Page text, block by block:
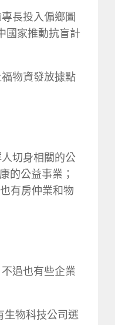
長投入偏鄉圖
國家推動抗盲計
物資發放據點
切身相關的公
的公益事業；
有房仲業和物
過也有些企業
生物科技公司選